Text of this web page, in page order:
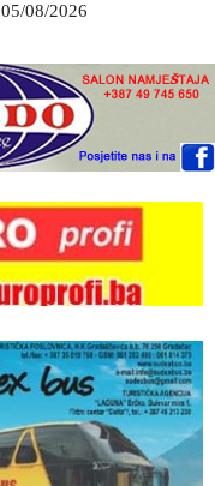
05/08/2026